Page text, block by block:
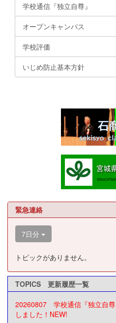
学校通信『独立自尊』
オープンキャンパス
学校評価
いじめ防止基本方針
緊急連絡
7日分
トピックがありません。
TOPICS 更新履歴一覧
20260807 学校通信『独立自
しました！NEW!